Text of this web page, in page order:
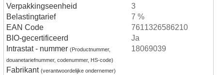
Verpakkingseenheid
3
Belastingtarief
7 %
EAN Code
7611326586210
BIO-gecertificeerd
Ja
Intrastat - nummer (Productnummer,
douanetariefnummer, codenummer, HS-code)
18069039
Fabrikant (verantwoordelijke ondernemer)